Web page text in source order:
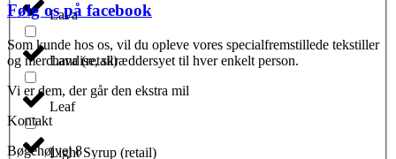
Lava
Lava (retail)
Leaf
Light Syrup (retail)
Følg os på facebook
Som kunde hos os, vil du opleve vores specialfremstillede tekstiller
og merchandise, skræddersyet til hver enkelt person.
Vi er dem, der går den ekstra mil
Kontakt
Bøgehøjvej 8